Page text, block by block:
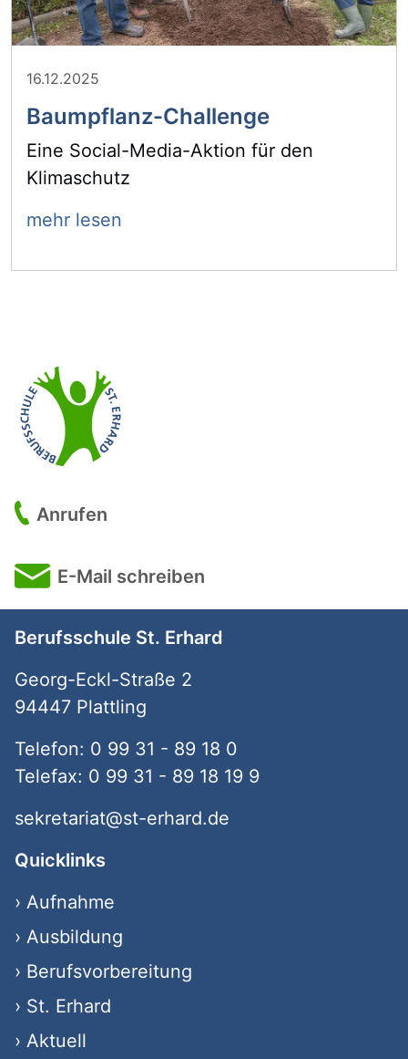
16.12.2025
Baumpflanz-Challenge
Eine Social-Media-Aktion für den
Klimaschutz
mehr lesen
Anrufen
E-Mail schreiben
Berufsschule St. Erhard
Georg-Eckl-Straße 2
94447 Plattling
Telefon: 0 99 31 - 89 18 0
Telefax: 0 99 31 - 89 18 19 9
sekretariat@st-erhard.de
Quicklinks
› Aufnahme
› Ausbildung
› Berufsvorbereitung
› St. Erhard
› Aktuell